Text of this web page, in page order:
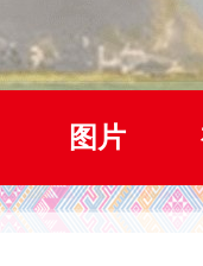
图片